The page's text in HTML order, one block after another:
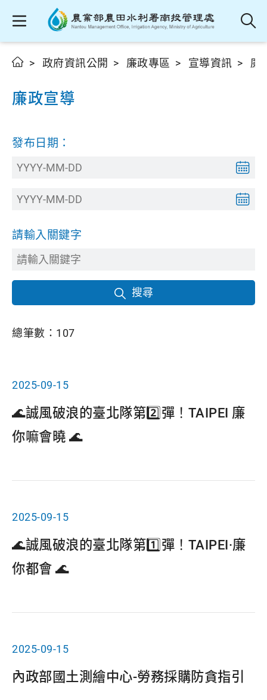
政府資訊公開 廉政專區 宣導資訊 廉
廉政宣導
發布日期：
請輸入關鍵字
搜尋
總筆數： 107
2025-09-15
🌊誠風破浪的臺北隊第2️⃣彈！TAIPEI 廉
你嘛會曉 🌊
2025-09-15
🌊誠風破浪的臺北隊第1️⃣彈！TAIPEI·廉
你都會 🌊
2025-09-15
內政部國土測繪中心-勞務採購防貪指引